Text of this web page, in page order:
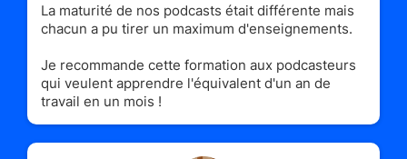
La maturité de nos podcasts était différente mais
chacun a pu tirer un maximum d'enseignements.
Je recommande cette formation aux podcasteurs
qui veulent apprendre l'équivalent d'un an de
travail en un mois !